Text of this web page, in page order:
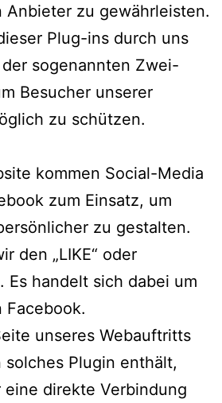
Anbieter zu gewährleisten.
Plug-ins durch uns
sogenannten Zwei-
Besucher unserer
zu schützen.
kommen Social-Media
zum Einsatz, um
zu gestalten.
den „LIKE“ oder
Es handelt sich dabei um
Facebook.
unseres Webauftritts
Plugin enthält,
eine direkte Verbindung